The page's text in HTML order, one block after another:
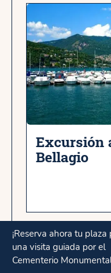
¡Reserva ahora tu plaza
una visita guiada por el
Cementerio
Excursión
Bellagio